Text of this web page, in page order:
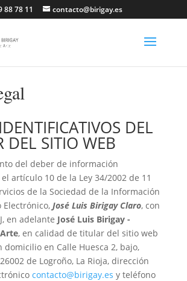
88 78 11 contacto@birigay.es
DEL
DEL SITIO WEB
del deber de información
artículo 10 de la Ley 34/2002 de 11
de la Sociedad de la Información
Electrónico, José Luis Birigay Claro, con
en adelante José Luis Birigay -
, en calidad de titular del sitio web
domicilio en Calle Huesca 2, bajo,
de Logroño, La Rioja, dirección
contacto@birigay.es y teléfono